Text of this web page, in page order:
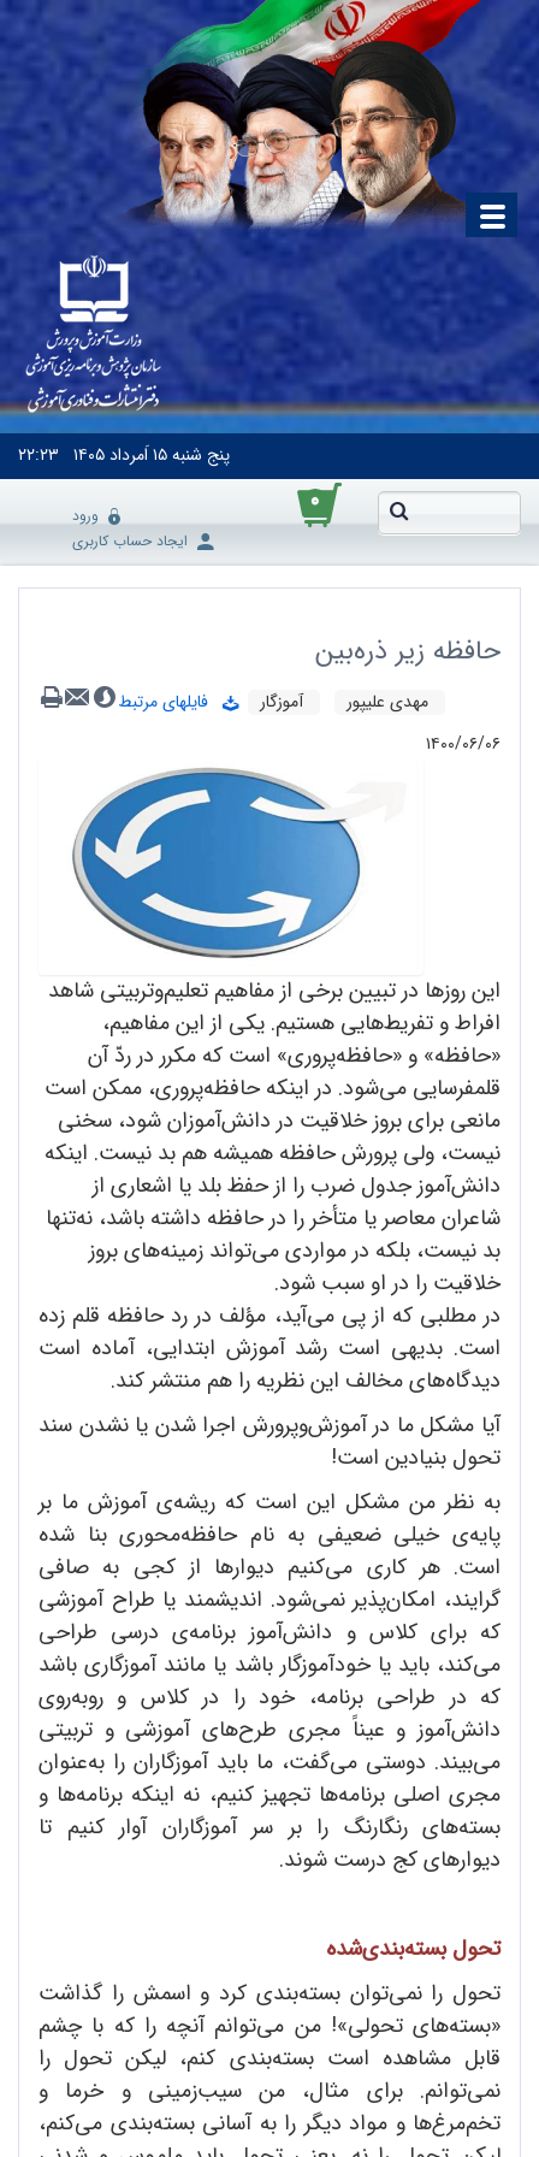
پنج شنبه۱۵ اَمرداد ۱۴۰۵ ۲۲:۲۳
۰
ورود
ایجاد حساب کاربری
حافظه زیر ذره‌بین
مهدی علیپور آموزگار
فایلهای مرتبط
۱۴۰۰/۰۶/۰۶
این روزها در تبیین برخی از مفاهیم تعلیموتربیتی شاهد
افراط و تفریطهایی هستیم. یکی از این مفاهیم،
«حافظه» و «حافظهپروری» است که مکرر در ردّ آن
قلمفرسایی میشود. در اینکه حافظهپروری، ممکن است
مانعی برای بروز خلاقیت در دانشآموزان شود، سخنی
نیست، ولی پرورش حافظه همیشه هم بد نیست. اینکه
دانشآموز جدول ضرب را از حفظ بلد یا اشعاری از
شاعران معاصر یا متأخر را در حافظه داشته باشد، نهتنها
بد نیست، بلکه در مواردی میتواند زمینههای بروز
خلاقیت را در او سبب شود.
در مطلبی که از پی میآید، مؤلف در رد حافظه قلم زده
است. بدیهی است رشد آموزش ابتدایی، آماده است
دیدگاههای مخالف این نظریه را هم منتشر کند.
آیا مشکل ما در آموزشوپرورش اجرا شدن یا نشدن سند
تحول بنیادین است!
به نظر من مشکل این است که ریشهی آموزش ما بر
پایهی خیلی ضعیفی به نام حافظهمحوری بنا شده
است. هر کاری میکنیم دیوارها از کجی به صافی
گرایند، امکانپذیر نمیشود. اندیشمند یا طراح آموزشی
که برای کلاس و دانشآموز برنامهی درسی طراحی
میکند، باید یا خودآموزگار باشد یا مانند آموزگاری باشد
که در طراحی برنامه، خود را در کلاس و روبهروی
دانشآموز و عیناً مجری طرحهای آموزشی و تربیتی
میبیند. دوستی میگفت، ما باید آموزگاران را بهعنوان
مجری اصلی برنامهها تجهیز کنیم، نه اینکه برنامهها و
بستههای رنگارنگ را بر سر آموزگاران آوار کنیم تا
دیوارهای کج درست شوند.
تحول بستهبندیشده
تحول را نمیتوان بستهبندی کرد و اسمش را گذاشت
«بستههای تحولی»! من میتوانم آنچه را که با چشم
قابل مشاهده است بستهبندی کنم، لیکن تحول را
نمیتوانم. برای مثال، من سیبزمینی و خرما و
تخممرغها و مواد دیگر را به آسانی بستهبندی میکنم،